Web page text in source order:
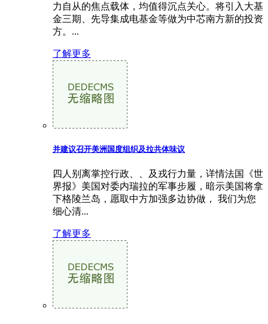
力自从的焦点载体，均值得沉点关心。将引入大基
金三期、先导集成电基金等做为中芯南方新的投资
方。...
了解更多
并建议召开美洲国度组织及拉共体味议
四人别离掌控行政、、及戎行力量，详情法国《世
界报》美国对委内瑞拉的军事步履，暗示美国将拿
下格陵兰岛，愿取中方加强多边协做， 我们为您
细心清...
了解更多